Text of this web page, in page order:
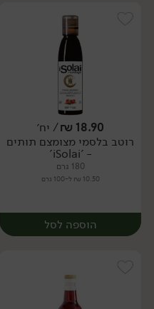
יח׳
18.90
₪/ יח׳
רוטב בלסמי מצומצם תותים
- 'iSolai'
180 גרם
10.50 ₪ ל-100 גרם
הוספה לסל